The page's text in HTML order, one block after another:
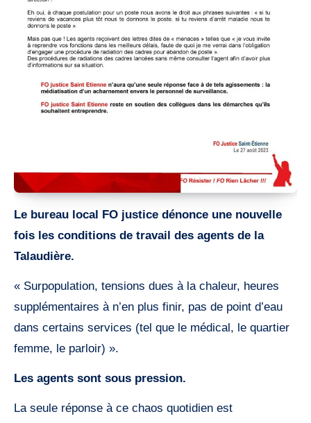
Le bureau local FO justice dénonce une nouvelle
fois les conditions de travail des agents de la
Talaudière.
« Surpopulation, tensions dues à la chaleur, heures
supplémentaires à n’en plus finir, pas de point d’eau
dans certains services (tel que le médical, le quartier
femme, le parloir) ».
Les agents sont sous pression.
La seule réponse à ce chaos quotidien est